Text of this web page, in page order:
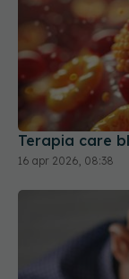
Terapia care
16 apr 2026, 08:38